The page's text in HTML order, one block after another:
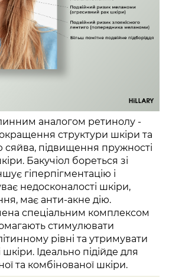
аналогом ретинолу -
структури шкіри та
підвищення пружності
Бакучіол бореться зі
гіперпігментацію і
недосконалості шкіри,
має анти-акне дію.
спеціальним комплексом
стимулювати
рівні та утримувати
Ідеально підійде для
та комбінованої шкіри.